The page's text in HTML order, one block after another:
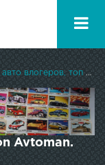
TOPAUTOTUBE.RU - ТОП Авто Блогеров, топ авто влогеров, топ авто ютуберов
Avtoman.